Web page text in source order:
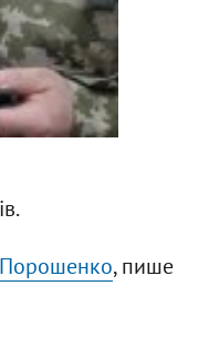
, пише